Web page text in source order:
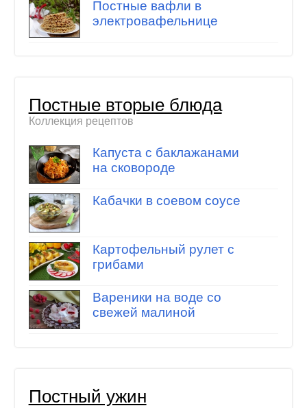
Постные вафли в
электровафельнице
Постные вторые блюда
Коллекция рецептов
Капуста с баклажанами
на сковороде
Кабачки в соевом соусе
Картофельный рулет с
грибами
Вареники на воде со
свежей малиной
Постный ужин